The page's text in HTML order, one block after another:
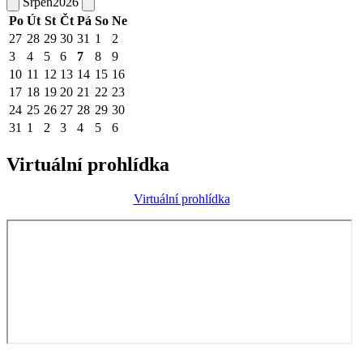
Po Út St Čt Pá So Ne
27 28 29 30 31 1
2
3
4 5 6 7 8
9
10 11 12 13 14 15 16
17 18 19 20 21 22 23
24 25 26 27 28 29 30
31 1 2 3 4 5 6
Virtuální prohlídka
Virtuální prohlídka